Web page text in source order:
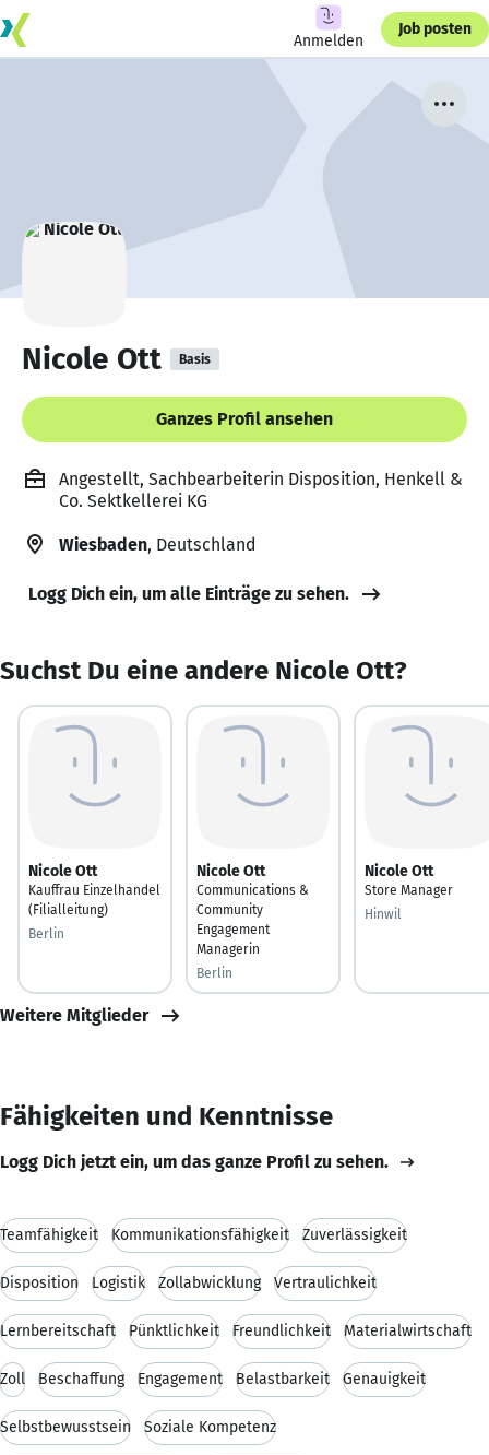
Anmelden
Job posten
Nicole Ott Basis
Ganzes Profil ansehen
Angestellt, Sachbearbeiterin Disposition, Henkell &
Co. Sektkellerei KG
Wiesbaden, Deutschland
Logg Dich ein, um alle Einträge zu sehen.
Suchst Du eine andere Nicole Ott?
Nicole Ott
Kauffrau Einzelhandel
(Filialleitung)
Berlin
Nicole Ott
Communications &
Community
Engagement
Managerin
Berlin
Nicole Ott
Store Manager
Hinwil
Weitere Mitglieder
Fähigkeiten und Kenntnisse
Logg Dich jetzt ein, um das ganze Profil zu sehen.
Teamfähigkeit Kommunikationsfähigkeit Zuverlässigkeit
Disposition Logistik Zollabwicklung Vertraulichkeit
Lernbereitschaft Pünktlichkeit Freundlichkeit Materialwirtschaft
Zoll Beschaffung Engagement Belastbarkeit Genauigkeit
Selbstbewusstsein Soziale Kompetenz